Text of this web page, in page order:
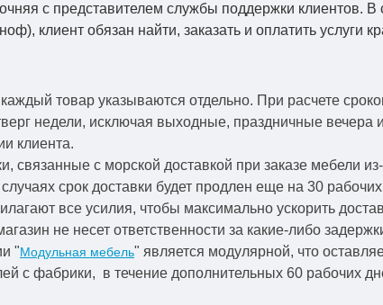
с представителем службы поддержки клиентов. В
клиент обязан найти, заказать и оплатить услуги
товар указываются отдельно. При расчете
недели, исключая выходные, праздничные
клиента.
связанные с морской доставкой при заказе мебели
срок доставки будет продлен еще на 30
все усилия, чтобы максимально ускорить
не несет ответственности за какие-либо
"Модульная мебель" является модулярной, что
с фабрики, в течение дополнительных 60 рабочих